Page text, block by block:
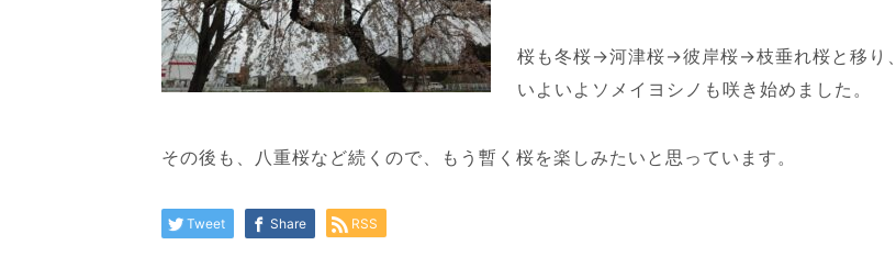
桜も冬桜→河津桜→彼岸桜→枝垂れ桜と移り、
いよいよソメイヨシノも咲き始めました。
その後も、八重桜など続くので、もう暫く桜を楽しみたいと思っています。
Tweet Share RSS